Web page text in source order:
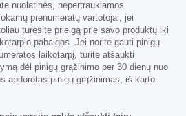
nuolatinės, nepertraukiamos
prenumeratų vartotojai, jei
turėsite prieigą prie savo produktų iki
pabaigos. Jei norite gauti pinigų
laikotarpį, turite atšaukti
dėl pinigų grąžinimo per 30 dienų nuo
apdorotas pinigų grąžinimas, iš karto